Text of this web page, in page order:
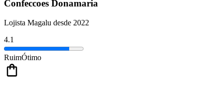
Confeccoes Donamaria
Lojista Magalu desde 2022
4.1
RuimÓtimo